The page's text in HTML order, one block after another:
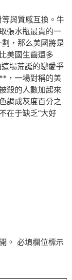
與質感互換。牛
張水瓶最貴的一
，那么美國將是
美國生齒還多
場荒誕的戀愛爭
，一場對稱的美
殺的人數加起來
調成灰度百分之
在于缺乏“大好
。 必填欄位標示